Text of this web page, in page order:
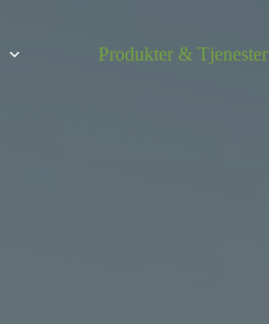
Produkter & Tjenester